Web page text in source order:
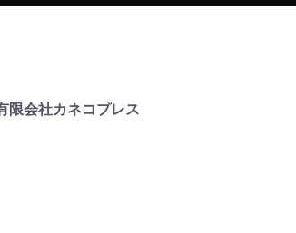
限会社カネコプレス